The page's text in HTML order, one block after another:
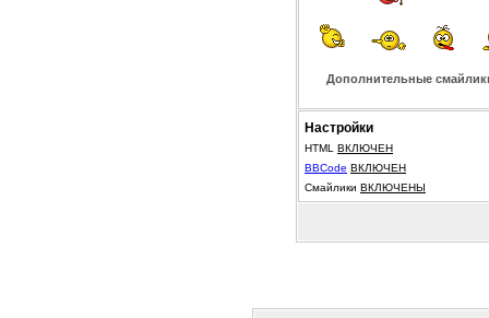
Дополнительные
Настройки
HTML ВКЛЮЧЕН
BBCode ВКЛЮЧЕН
Смайлики ВКЛЮЧЕНЫ